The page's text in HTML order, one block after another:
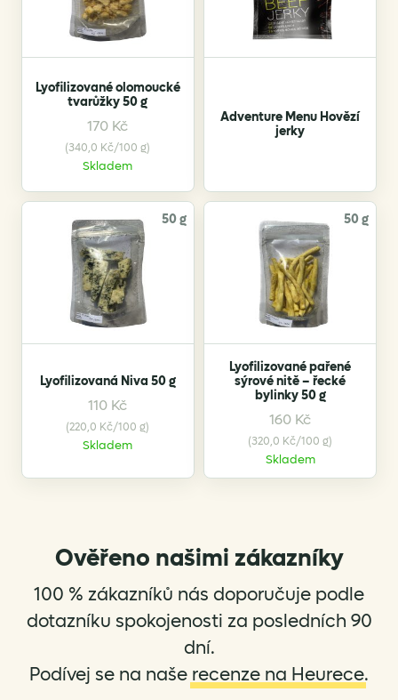
Lyofilizované olomoucké
tvarůžky 50 g
170 Kč
(340,0 Kč/100 g)
Skladem
Adventure Menu Hovězí
jerky
50 g
Lyofilizovaná Niva 50 g
110 Kč
(220,0 Kč/100 g)
Skladem
50 g
Lyofilizované pařené
sýrové nitě – řecké
bylinky 50 g
160 Kč
(320,0 Kč/100 g)
Skladem
Ověřeno našimi zákazníky
100 % zákazníků nás doporučuje podle
dotazníku spokojenosti za posledních 90
dní.
Podívej se na naše recenze na Heurece.